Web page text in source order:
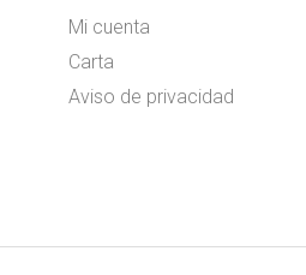
Mi cuenta
Carta
Aviso de privacidad